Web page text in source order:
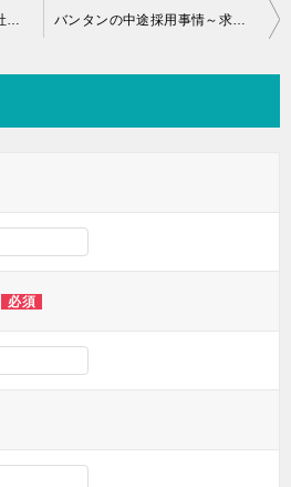
シティグループ証券株式会社の中途採用事情～年収、就労環境、etc～ バンタンの中途採用事情～求人の傾向、年収、就労環境など～
必須